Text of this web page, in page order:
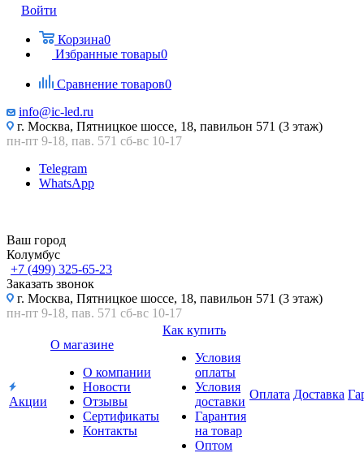
Войти
Корзина0
Избранные товары0
Сравнение товаров0
info@ic-led.ru
г. Москва, Пятницкое шоссе, 18, павильон 571 (3 этаж)
пн-пт 9-18, пав. 571 сб-вс 10-17
Telegram
WhatsApp
Ваш город
Колумбус
+7 (499) 325-65-23
Заказать звонок
г. Москва, Пятницкое шоссе, 18, павильон 571 (3 этаж)
пн-пт 9-18, пав. 571 сб-вс 10-17
Акции
О магазине
О компании
Новости
Отзывы
Сертификаты
Контакты
Как купить
Условия
оплаты
Условия
доставки
Гарантия
на товар
Оптом
Оплата Доставка